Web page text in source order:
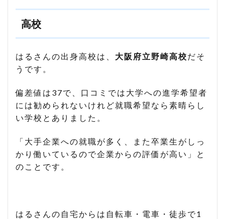
高校
はるさんの出身高校は、 大阪府立野崎高校だそ
うです。
偏差値は37で、口コミでは大学への進学希望者
には勧められないけれど就職希望なら素晴らし
い学校とありました。
「大手企業への就職が多く、また卒業生がしっ
かり働いているので企業からの評価が高い」と
のことです。
はるさんの自宅からは自転車・電車・徒歩で1